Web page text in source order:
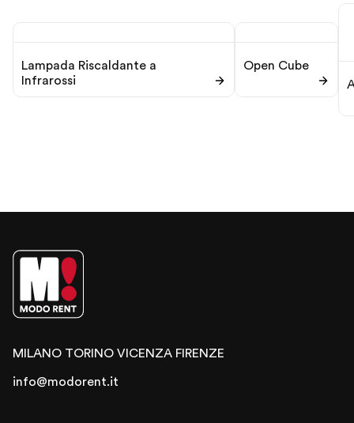
Lampada Riscaldante a
Infrarossi
Open Cube
MILANO TORINO VICENZA FIRENZE
info@modorent.it